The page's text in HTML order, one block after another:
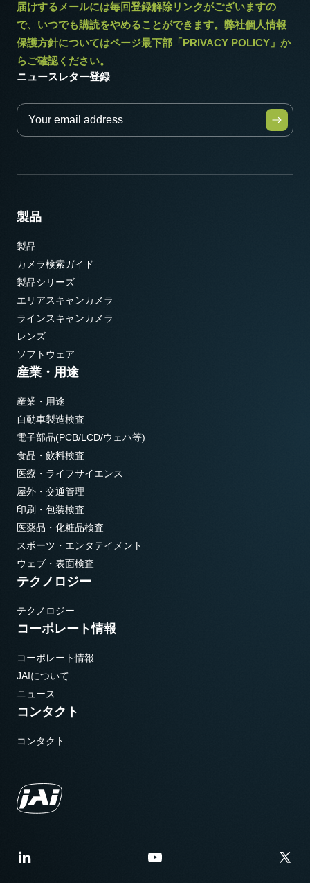
届けするメールには毎回登録解除リンクがございますの
で、いつでも購読をやめることができます。弊社個人情報
保護方針についてはページ最下部「PRIVACY POLICY」か
らご確認ください。
ニュースレター登録
製品
製品
カメラ検索ガイド
製品シリーズ
エリアスキャンカメラ
ラインスキャンカメラ
レンズ
ソフトウェア
産業・用途
産業・用途
自動車製造検査
電子部品(PCB/LCD/ウェハ等)
食品・飲料検査
医療・ライフサイエンス
屋外・交通管理
印刷・包装検査
医薬品・化粧品検査
スポーツ・エンタテイメント
ウェブ・表面検査
テクノロジー
テクノロジー
コーポレート情報
コーポレート情報
JAIについて
ニュース
コンタクト
コンタクト